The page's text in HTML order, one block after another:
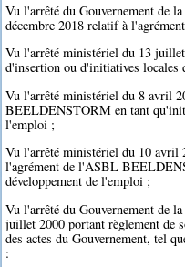
Vu l'arrêté du Gouvernement de
décembre 2018 relatif à
Vu l'arrêté ministériel du 13
d'insertion ou d'initiatives locales
Vu l'arrêté ministériel du 8 avril
BEELDENSTORM en tant
l'emploi ;
Vu l'arrêté ministériel du 10 avril
l'agrément de l'ASBL
développement de l'emploi ;
Vu l'arrêté du Gouvernement de
juillet 2000 portant règlement de
des actes du Gouvernement, tel
: